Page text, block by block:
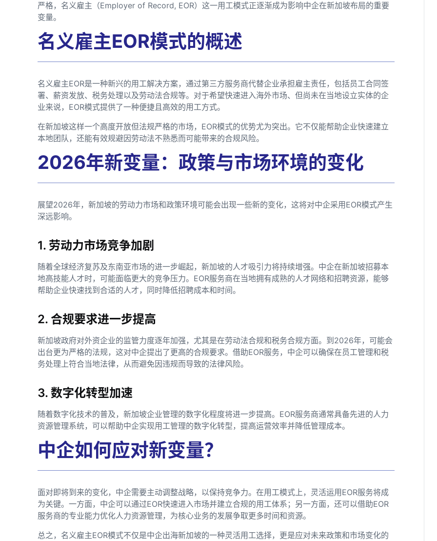
严格，名义雇主（Employer of Record, EOR）这一用工模式正逐渐成为影响中企在新加坡布局的重要
变量。
名义雇主EOR模式的概述
名义雇主EOR是一种新兴的用工解决方案，通过第三方服务商代替企业承担雇主责任，包括员工合同签
署、薪资发放、税务处理以及劳动法合规等。对于希望快速进入海外市场、但尚未在当地设立实体的企
业来说，EOR模式提供了一种便捷且高效的用工方式。
在新加坡这样一个高度开放但法规严格的市场，EOR模式的优势尤为突出。它不仅能帮助企业快速建立
本地团队，还能有效规避因劳动法不熟悉而可能带来的合规风险。
2026年新变量：政策与市场环境的变化
展望2026年，新加坡的劳动力市场和政策环境可能会出现一些新的变化，这将对中企采用EOR模式产生
深远影响。
1. 劳动力市场竞争加剧
随着全球经济复苏及东南亚市场的进一步崛起，新加坡的人才吸引力将持续增强。中企在新加坡招募本
地高技能人才时，可能面临更大的竞争压力。EOR服务商在当地拥有成熟的人才网络和招聘资源，能够
帮助企业快速找到合适的人才，同时降低招聘成本和时间。
2. 合规要求进一步提高
新加坡政府对外资企业的监管力度逐年加强，尤其是在劳动法合规和税务合规方面。到2026年，可能会
出台更为严格的法规，这对中企提出了更高的合规要求。借助EOR服务，中企可以确保在员工管理和税
务处理上符合当地法律，从而避免因违规而导致的法律风险。
3. 数字化转型加速
随着数字化技术的普及，新加坡企业管理的数字化程度将进一步提高。EOR服务商通常具备先进的人力
资源管理系统，可以帮助中企实现用工管理的数字化转型，提高运营效率并降低管理成本。
中企如何应对新变量？
面对即将到来的变化，中企需要主动调整战略，以保持竞争力。在用工模式上，灵活运用EOR服务将成
为关键。一方面，中企可以通过EOR快速进入市场并建立合规的用工体系；另一方面，还可以借助EOR
服务商的专业能力优化人力资源管理，为核心业务的发展争取更多时间和资源。
总之，名义雇主EOR模式不仅是中企出海新加坡的一种灵活用工选择，更是应对未来政策和市场变化的